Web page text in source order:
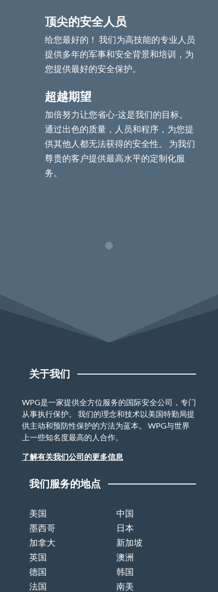
顶尖的安全人员
给您最好的！ 我们为高技能的专业人员
提供多年的军事和安全背景和培训，为
您提供最好的安全保护。
超越期望
加倍努力让您省心-这是我们的目标。
通过出色的质量，人员和程序，为您提
供其他人都无法获得的安全性。 为我们
尊贵的客户提供最高水平的定制化服
务。
关于我们
WPG是一家提供全方位服务的国际安全公司，专门
从事执行保护。 我们的理念和技术以美国特勤局提
供主动和预防性保护的方法为蓝本。 WPG与世界
上一些知名度最高的人合作。
了解有关我们公司的更多信息
我们服务的地点
美国
中国
墨西哥
日本
加拿大
新加坡
英国
澳洲
德国
韩国
法国
南美